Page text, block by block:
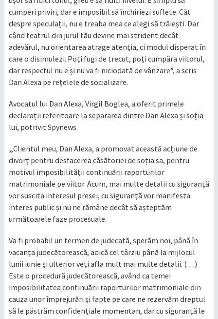
cumperi priviri, dar e imposibil să închiriezi suflete. Cât
despre speculații, nu e treaba mea ce alegi să trăiești. Dar
când teatrul din jurul tău devine mai strident decât
adevărul, nu orientarea atrage atenţia, ci modul disperat în
care o disimulezi. Poți fugi de trecut, poți cumpăra viitorul,
dar respectul nu e și nu va fi niciodată de vânzare”, a scris
Dan Alexa pe rețelele de socializare.
Avocatul lui Dan Alexa, Virgil Boglea, a oferit primele
declarații referitoare la separarea dintre Dan Alexa și soția
lui, potrivit Spynews.
„Clientul meu, Dan Alexa, a promovat această acțiune de
divorț pentru desfacerea căsătoriei de soția sa, pentru
motivul imposibilității continuării raporturilor
matrimoniale pe viitor. Acum, mai multe detalii cu siguranță
vor suscita interesul presei, cu siguranță vor manifesta
interes public și nu ne rămâne decât să așteptăm
următoarele faze procesuale.
Va fi probabil un termen de judecată, sperăm noi, până în
vacanța judecătorească, adică cel târziu până la mijlocul
lunii iunie și ulterior veți afla mult mai multe detalii. (…)
Este o procedură judecătorească, având ca temei
imposibilitatea continuării raporturilor matrimoniale din
cauza unor împrejurări și fapte pe care ne rezervăm dreptul
să le păstrăm confidențiale momentan, dar cu siguranță le